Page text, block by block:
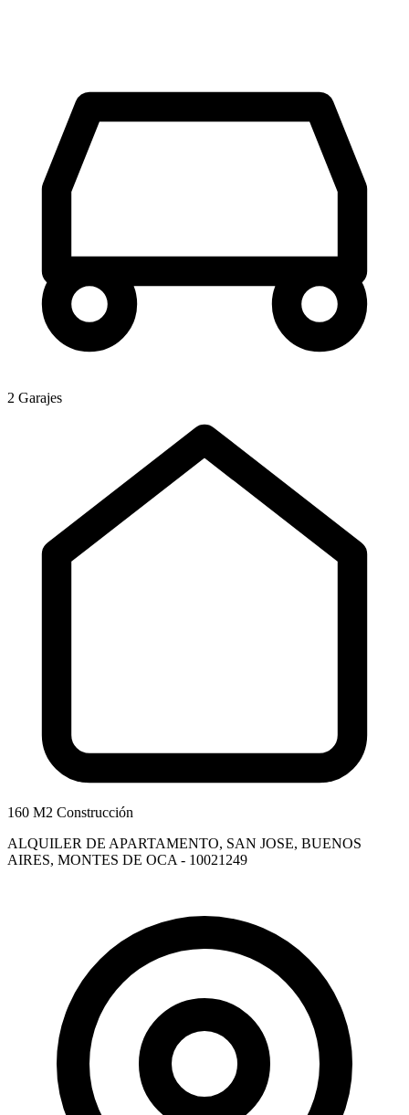
2 Garajes
160 M2 Construcción
ALQUILER DE APARTAMENTO, SAN JOSE, BUENOS
AIRES, MONTES DE OCA - 10021249